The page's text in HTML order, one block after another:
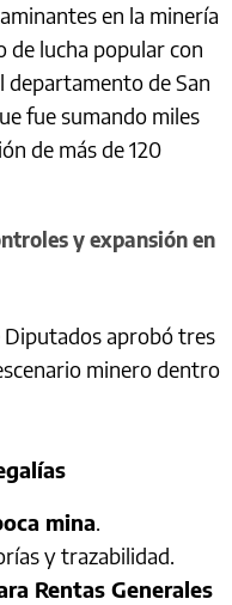
en la minería
de lucha popular con
departamento de San
fue sumando miles
de más de 120
y expansión en
Diputados aprobó tres
minero dentro
mina.
y trazabilidad.
Rentas Generales